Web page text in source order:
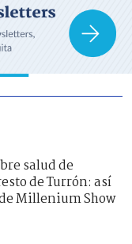
salud de
de Turrón: así
Millenium Show